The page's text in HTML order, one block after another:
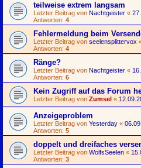
teilweise extrem langsam
Letzter Beitrag von Nachtgeister «
Antworten: 4
Fehlermeldung beim
Letzter Beitrag von seelensplittervox
Antworten: 4
Ränge?
Letzter Beitrag von Nachtgeister «
Antworten: 6
Kein Zugriff auf das Forum
Letzter Beitrag von Zumsel «
Anzeigeproblem
Letzter Beitrag von Yesterday «
Antworten: 5
doppelt und dreifaches
Letzter Beitrag von WolfsSeelen «
Antworten: 3